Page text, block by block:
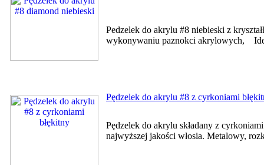
Pedzelek do akrylu #8 niebieski z
wykonywaniu paznokci akrylowych,
Pędzelek do akrylu #8 z cyrkoniami
Pędzelek do akrylu składany z
najwyższej jakości włosia. Metalowy,